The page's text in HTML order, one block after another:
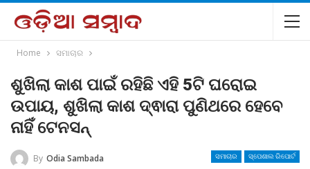
Home ସମାଚାର
ଶୁଖିଲା କାଶ ପାଇଁ ରହିଛି ଏହି 5ଟି ଘରୋଇ
ଉପାୟ, ଶୁଖିଲା କାଶ ଦ୍ଵାରା ପୁଣିଥରେ ହେବେ
ନାହିଁ ଟେନସନ୍
ସମାଚାର ସ୍ପେଶାଲ ରିପୋର୍ଟ
By Odia Sambada